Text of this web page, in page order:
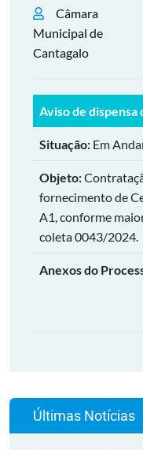
Câmara
Municipal de
Cantagalo
Aviso de dispensa
Situação: Em
Objeto:
fornecimento de
A1, conforme
coleta 0043/2024.
Anexos do
Últimas Notícias